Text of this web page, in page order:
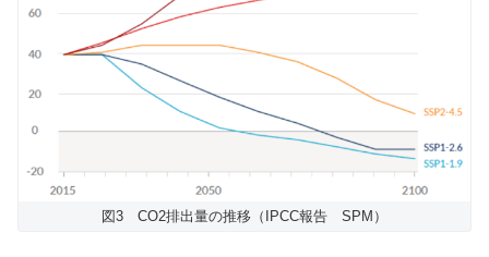
図3 CO2排出量の推移（IPCC報告 SPM）